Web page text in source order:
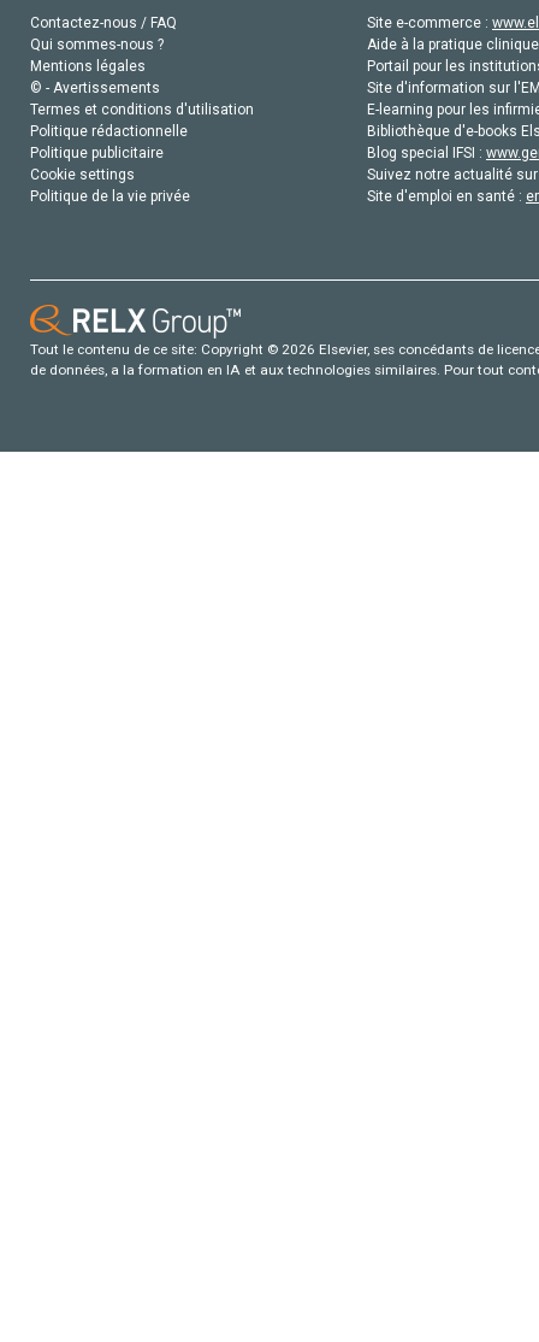
Contactez-nous / FAQ
Qui sommes-nous ?
Mentions légales
© - Avertissements
Termes et conditions d'utilisation
Politique rédactionnelle
Politique publicitaire
Cookie settings
Politique de la vie privée
Site e-commerce :
Aide à la pratique
Portail pour les
Site d'information sur
E-learning pour les
Bibliothèque d'e-books
Blog special IFSI :
Suivez notre actualité
Site d'emploi en santé :
Tout le contenu de ce site: Copyright © 2026 Elsevier, ses concédants de
de données, a la formation en IA et aux technologies similaires. Pour tout